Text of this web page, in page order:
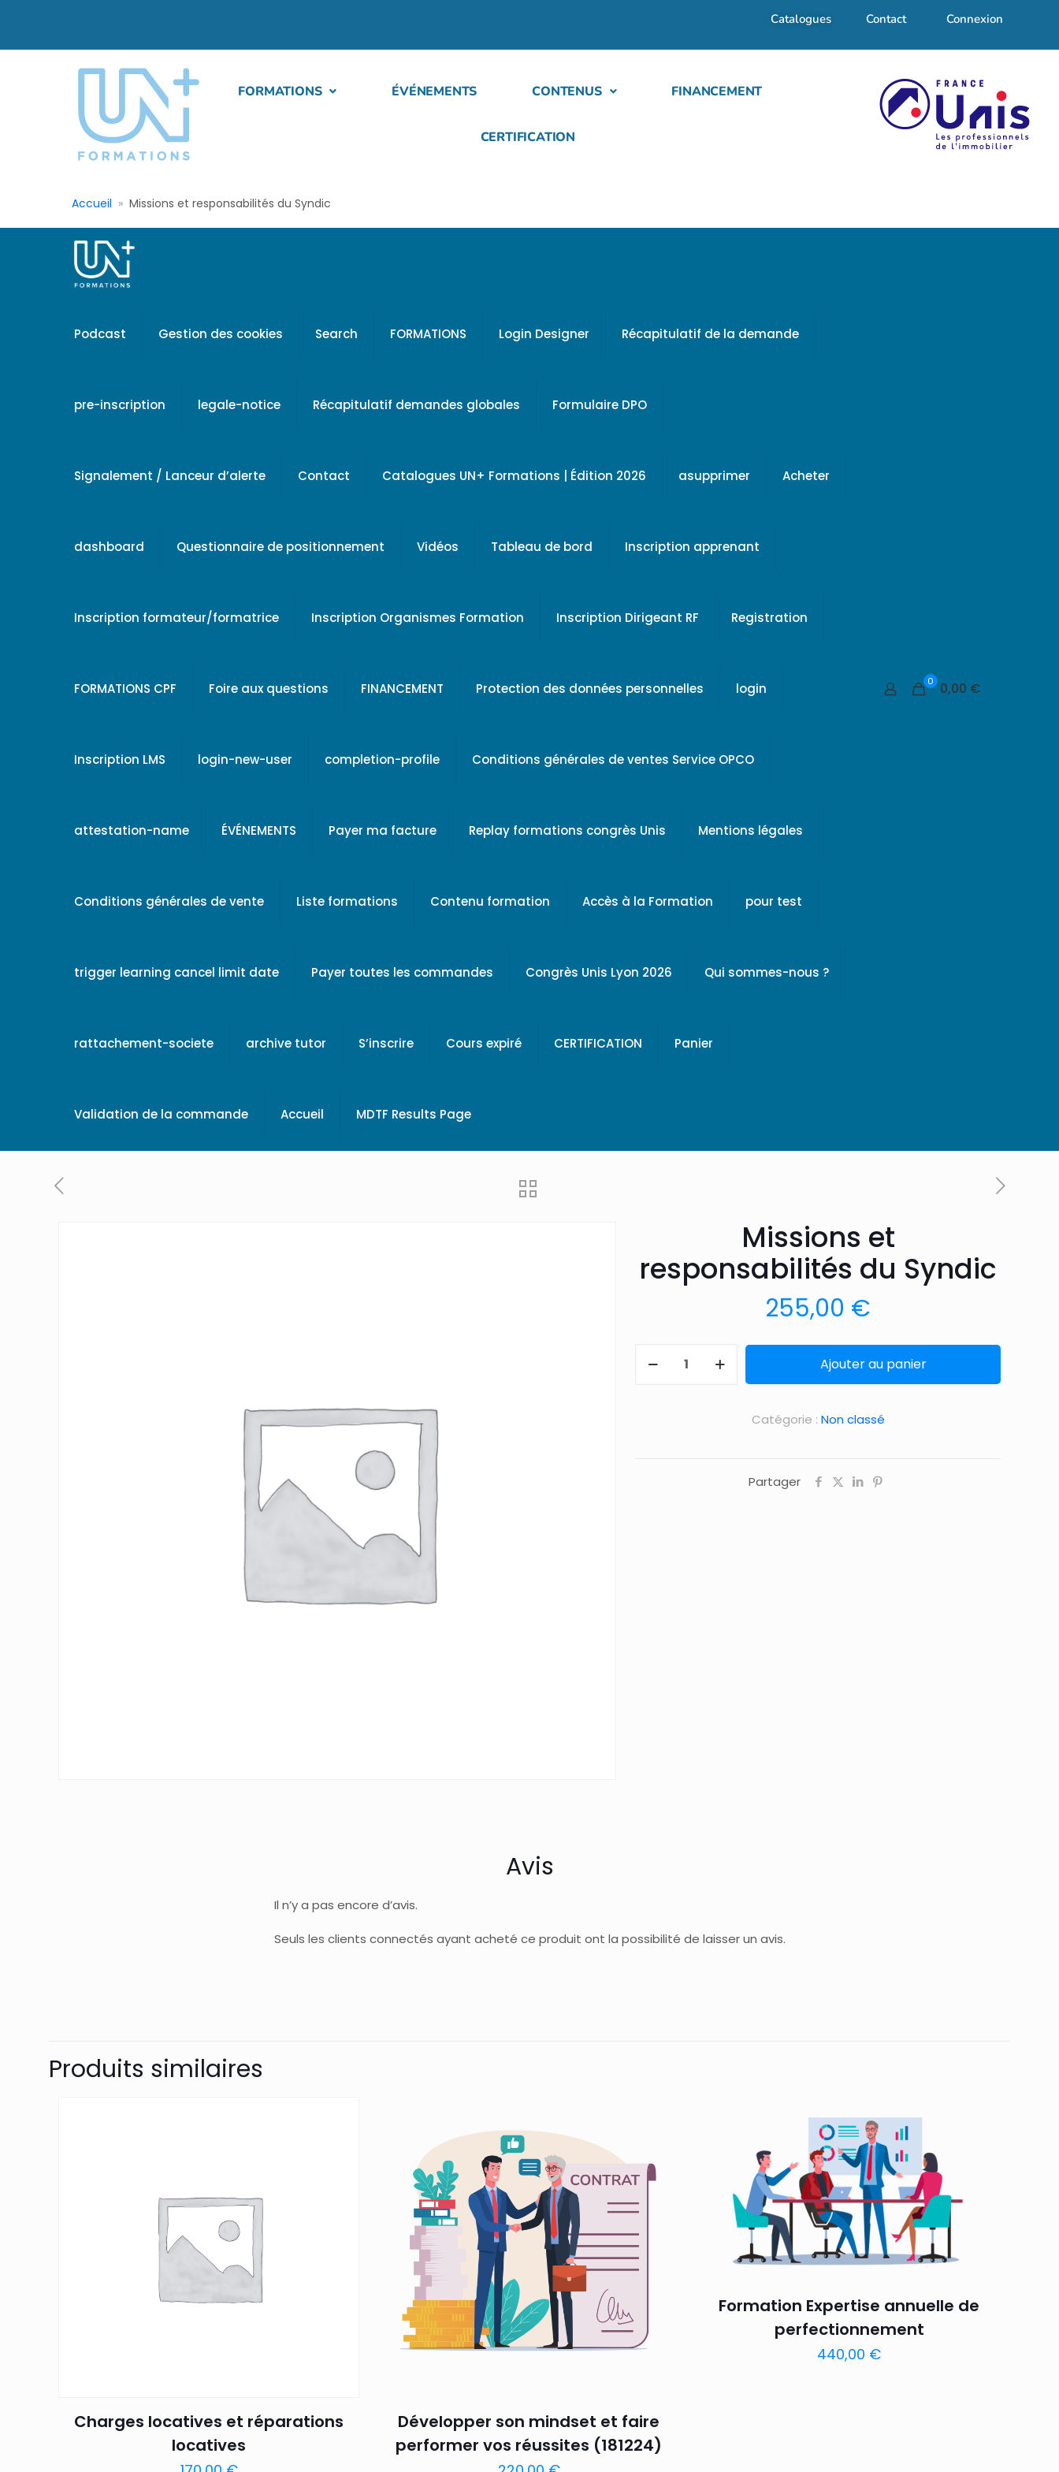
Catalogues Contact Connexion
FORMATIONS ÉVÉNEMENTS CONTENUS FINANCEMENT
CERTIFICATION
Accueil Missions et responsabilités du Syndic
Podcast Gestion des cookies Search FORMATIONS Login Designer Récapitulatif de la demande
pre-inscription legale-notice Récapitulatif demandes globales Formulaire DPO
Signalement / Lanceur d’alerte Contact Catalogues UN+ Formations | Édition 2026 asupprimer Acheter
dashboard Questionnaire de positionnement Vidéos Tableau de bord Inscription apprenant
Inscription formateur/formatrice Inscription Organismes Formation Inscription Dirigeant RF Registration
FORMATIONS CPF Foire aux questions FINANCEMENT Protection des données personnelles login
Inscription LMS login-new-user completion-profile Conditions générales de ventes Service OPCO
attestation-name ÉVÉNEMENTS Payer ma facture Replay formations congrès Unis Mentions légales
Conditions générales de vente Liste formations Contenu formation Accès à la Formation pour test
trigger learning cancel limit date Payer toutes les commandes Congrès Unis Lyon 2026 Qui sommes-nous ?
rattachement-societe archive tutor S’inscrire Cours expiré CERTIFICATION Panier
Validation de la commande Accueil MDTF Results Page
0 0,00 €
Missions et
responsabilités du Syndic
255,00 €
Ajouter au panier
Catégorie : Non classé
Partager
Avis
Il n’y a pas encore d’avis.
Seuls les clients connectés ayant acheté ce produit ont la possibilité de laisser un avis.
Produits similaires
Charges locatives et réparations
locatives
Développer son mindset et faire
performer vos réussites (181224)
Formation Expertise annuelle de
perfectionnement
440,00 €